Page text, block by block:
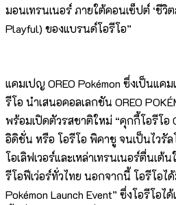
มอนเทรนเนอร์ ภายใต้คอนเซ็ปต์ ‘ชีวิ
Playful) ของแบรนด์โอรีโอ”
แคมเปญ OREO Pokémon ซึ่งเป็นแ
รีโอ นำเสนอคอลเลกชัน OREO
พร้อมเปิดตัวรสชาติใหม่ “คุกกี้โอรีโอ
อิดิชั่น หรือ โอรีโอ พิคาชู จนเป็นไวรั
โอเลิฟเวอร์และเหล่าเทรนเนอร์ตื่นเ
รีโอฟีเว่อร์ทั่วไทย นอกจากนี้ โอรีโอไ
Pokémon Launch Event” ซึ่งโอรีโอ